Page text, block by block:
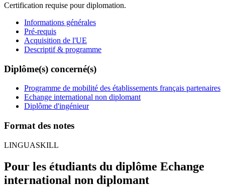
Certification requise pour diplomation.
Informations générales
Pré-requis
Acquisition de l'UE
Descriptif & programme
Diplôme(s) concerné(s)
Programme de mobilité des établissements français partenaires
Echange international non diplomant
Diplôme d'ingénieur
Format des notes
LINGUASKILL
Pour les étudiants du diplôme Echange
international non diplomant